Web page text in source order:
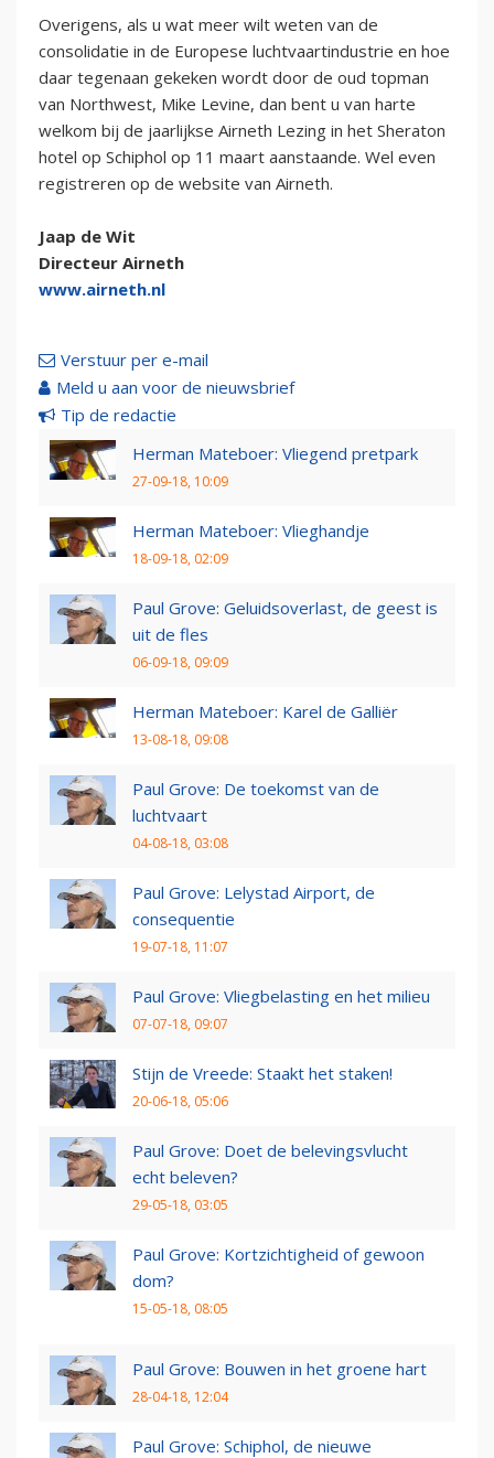
Overigens, als u wat meer wilt weten van de
consolidatie in de Europese luchtvaartindustrie en hoe
daar tegenaan gekeken wordt door de oud topman
van Northwest, Mike Levine, dan bent u van harte
welkom bij de jaarlijkse Airneth Lezing in het Sheraton
hotel op Schiphol op 11 maart aanstaande. Wel even
registreren op de website van Airneth.
Jaap de Wit
Directeur Airneth
www.airneth.nl
Verstuur per e-mail
Meld u aan voor de nieuwsbrief
Tip de redactie
Herman Mateboer: Vliegend pretpark
27-09-18, 10:09
Herman Mateboer: Vlieghandje
18-09-18, 02:09
Paul Grove: Geluidsoverlast, de geest is
uit de fles
06-09-18, 09:09
Herman Mateboer: Karel de Galliër
13-08-18, 09:08
Paul Grove: De toekomst van de
luchtvaart
04-08-18, 03:08
Paul Grove: Lelystad Airport, de
consequentie
19-07-18, 11:07
Paul Grove: Vliegbelasting en het milieu
07-07-18, 09:07
Stijn de Vreede: Staakt het staken!
20-06-18, 05:06
Paul Grove: Doet de belevingsvlucht
echt beleven?
29-05-18, 03:05
Paul Grove: Kortzichtigheid of gewoon
dom?
15-05-18, 08:05
Paul Grove: Bouwen in het groene hart
28-04-18, 12:04
Paul Grove: Schiphol, de nieuwe